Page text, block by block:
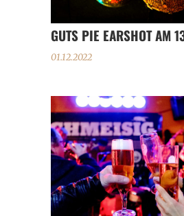
GUTS PIE EARSHOT AM
01.12.2022